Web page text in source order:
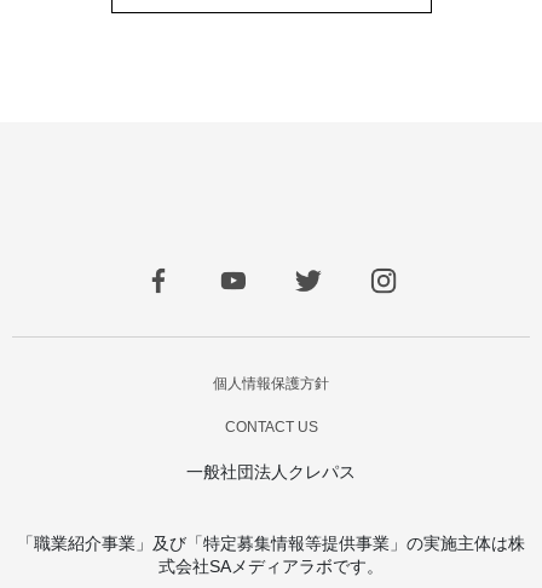
個人情報保護方針
CONTACT US
一般社団法人クレパス
「職業紹介事業」及び「特定募集情報等提供事業」の実施主体は株
式会社SAメディアラボです。